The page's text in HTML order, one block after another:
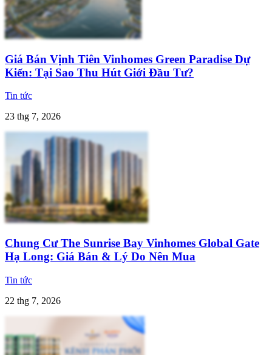
Giá Bán Vịnh Tiên Vinhomes Green Paradise Dự
Kiến: Tại Sao Thu Hút Giới Đầu Tư?
Tin tức
23 thg 7, 2026
Chung Cư The Sunrise Bay Vinhomes Global Gate
Hạ Long: Giá Bán & Lý Do Nên Mua
Tin tức
22 thg 7, 2026